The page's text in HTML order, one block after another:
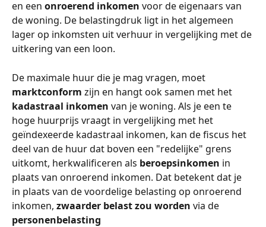
en een onroerend inkomen voor de eigenaars van
de woning. De belastingdruk ligt in het algemeen
lager op inkomsten uit verhuur in vergelijking met de
uitkering van een loon.
De maximale huur die je mag vragen, moet
marktconform zijn en hangt ook samen met het
kadastraal inkomen van je woning. Als je een te
hoge huurprijs vraagt in vergelijking met het
geïndexeerde kadastraal inkomen, kan de fiscus het
deel van de huur dat boven een "redelijke" grens
uitkomt, herkwalificeren als beroepsinkomen in
plaats van onroerend inkomen. Dat betekent dat je
in plaats van de voordelige belasting op onroerend
inkomen, zwaarder belast zou worden via de
personenbelasting